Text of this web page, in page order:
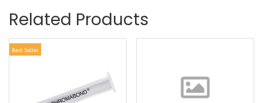
Related Products
Best Seller